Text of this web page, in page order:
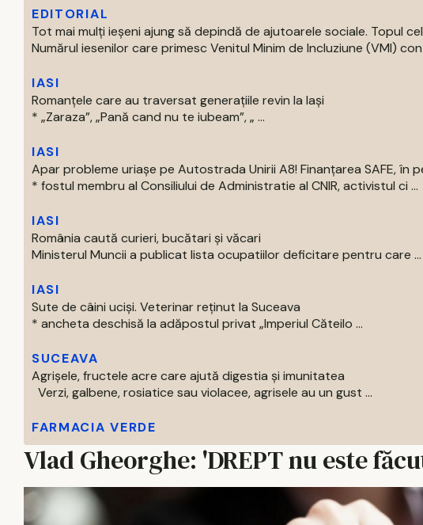
EDITORIAL
Tot mai mulți ieșeni ajung să depindă de ajutoarele sociale. Topul
Numărul iesenilor care primesc Venitul Minim de Incluziune (VMI)
IASI
Romanțele care au traversat generațiile revin la Iași
* „Zaraza”, „Pană cand nu te iubeam”, „ ...
IASI
Apar probleme uriașe pe Autostrada Unirii A8! Finanțarea SAFE, în
* fostul membru al Consiliului de Administratie al CNIR, activistul ci ...
IASI
România caută curieri, bucătari și văcari
Ministerul Muncii a publicat lista ocupatiilor deficitare pentru care ...
IASI
Sute de câini uciși. Veterinar reținut la Suceava
* ancheta deschisă la adăpostul privat „Imperiul Căteilo ...
SUCEAVA
Agrișele, fructele acre care ajută digestia și imunitatea
Verzi, galbene, rosiatice sau violacee, agrisele au un gust ...
FARMACIA VERDE
Vlad Gheorghe: 'DREPT nu este